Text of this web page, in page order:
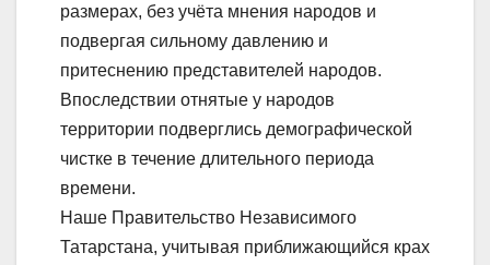
размерах, без учёта мнения народов и
подвергая сильному давлению и
притеснению представителей народов.
Впоследствии отнятые у народов
территории подверглись демографической
чистке в течение длительного периода
времени.
Наше Правительство Независимого
Татарстана, учитывая приближающийся крах